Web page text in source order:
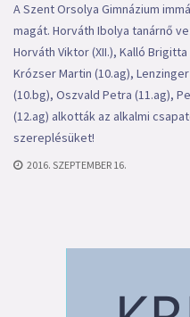
A Szent Orsolya Gimnázium
magát. Horváth Ibolya tanárnő
Horváth Viktor (XII.), Kalló
Krózser Martin (10.ag),
(10.bg), Oszvald Petra (11.ag),
(12.ag) alkották az alkalmi
szereplésüket!
2016. SZEPTEMBER 16.